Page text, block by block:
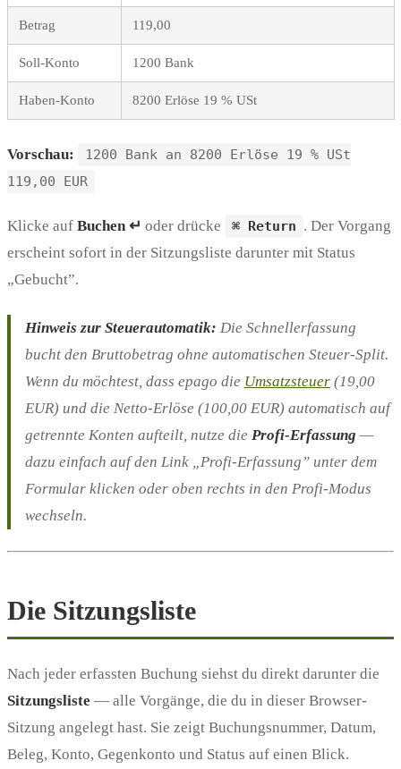
Betrag 119,00
Soll-Konto 1200 Bank
Haben-Konto 8200 Erlöse 19 % USt
Vorschau:
1200 Bank an 8200 Erlöse 19 % USt
119,00 EUR
Klicke auf Buchen ↵ oder drücke ⌘ Return . Der Vorgang
erscheint sofort in der Sitzungsliste darunter mit Status
„Gebucht”.
Hinweis zur Steuerautomatik: Die Schnellerfassung
bucht den Bruttobetrag ohne automatischen Steuer-Split.
Wenn du möchtest, dass epago die Umsatzsteuer (19,00
EUR) und die Netto-Erlöse (100,00 EUR) automatisch auf
getrennte Konten aufteilt, nutze die Profi-Erfassung —
dazu einfach auf den Link „Profi-Erfassung” unter dem
Formular klicken oder oben rechts in den Profi-Modus
wechseln.
Die Sitzungsliste
Nach jeder erfassten Buchung siehst du direkt darunter die
Sitzungsliste — alle Vorgänge, die du in dieser Browser-
Sitzung angelegt hast. Sie zeigt Buchungsnummer, Datum,
Beleg, Konto, Gegenkonto und Status auf einen Blick.